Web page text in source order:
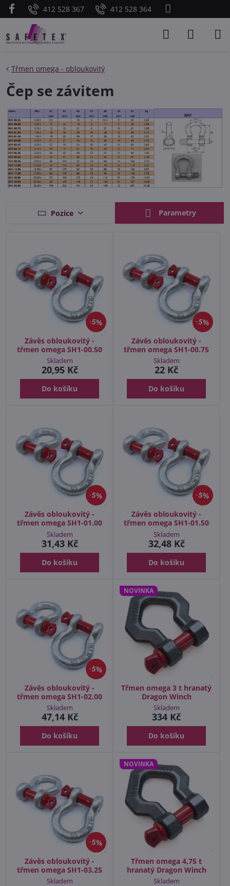
412 528 367 412 528 364
Třmen omega - obloukovitý
Čep se závitem
Pozice Parametry
5%
Závěs obloukovitý -
třmen omega SH1-00.50
Skladem
20,95 Kč
Do košíku
5%
Závěs obloukovitý -
třmen omega SH1-00.75
Skladem
22 Kč
Do košíku
5%
Závěs obloukovitý -
třmen omega SH1-01.00
Skladem
31,43 Kč
Do košíku
5%
Závěs obloukovitý -
třmen omega SH1-01.50
Skladem
32,48 Kč
Do košíku
5%
Závěs obloukovitý -
třmen omega SH1-02.00
Skladem
47,14 Kč
Do košíku
NOVINKA
Třmen omega 3 t hranatý
Dragon Winch
Skladem
334 Kč
Do košíku
5%
Závěs obloukovitý -
třmen omega SH1-03.25
Skladem
NOVINKA
Třmen omega 4,75 t
hranatý Dragon Winch
Skladem